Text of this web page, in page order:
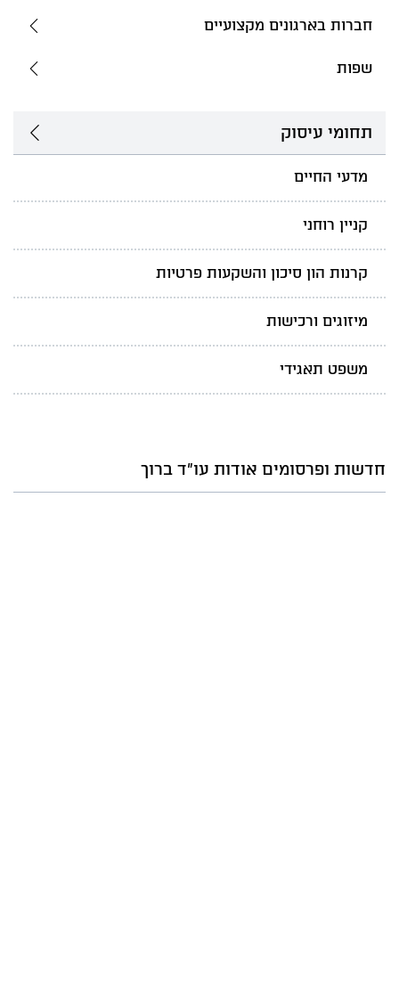
חברות בארגונים מקצועיים
שפות
תחומי עיסוק
מדעי החיים
קניין רוחני
קרנות הון סיכון והשקעות פרטיות
מיזוגים ורכישות
משפט תאגידי
חדשות ופרסומים אודות עו"ד ברוך